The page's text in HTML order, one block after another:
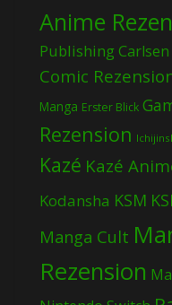
Anime
Publishing
Comic
Manga Erster Blick
Rezension
Kazé Kazé
Kodansha KSM
Manga Cult
Rezension